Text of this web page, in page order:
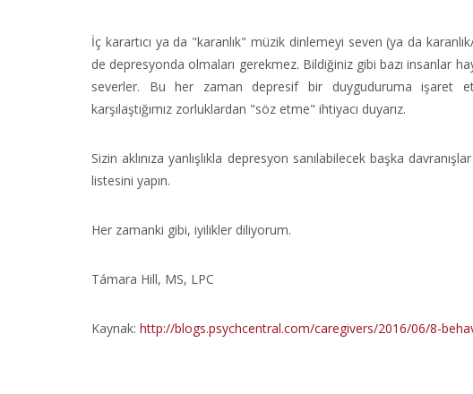
İç karartıcı ya da "karanlık" müzik dinlemeyi seven (ya da
de depresyonda olmaları gerekmez. Bildiğiniz gibi bazı insanlar
severler. Bu her zaman depresif bir duyguduruma işaret
karşılaştığımız zorluklardan "söz etme" ihtiyacı duyarız.
Sizin aklınıza yanlışlıkla depresyon sanılabilecek başka
listesini yapın.
Her zamanki gibi, iyilikler diliyorum.
Támara Hill, MS, LPC
Kaynak: http://blogs.psychcentral.com/caregivers/2016/06/8-